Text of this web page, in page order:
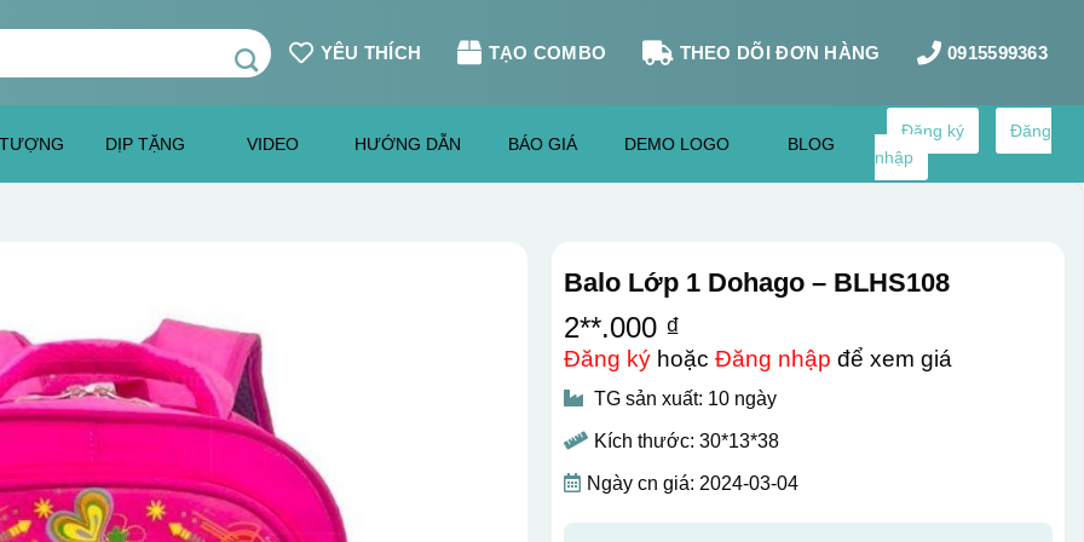
YÊU THÍCH TẠO COMBO THEO DÕI ĐƠN HÀNG 0915599363
DỊP TẶNG VIDEO HƯỚNG DẪN BÁO GIÁ DEMO LOGO BLOG
Đăng ký
Đăng
nhập
Balo Lớp 1 Dohago – BLHS108
2**.000 ₫
Đăng kýhoặc Đăng nhập để xem giá
TG sản xuất: 10 ngày
Kích thước: 30*13*38
Ngày cn giá: 2024-03-04